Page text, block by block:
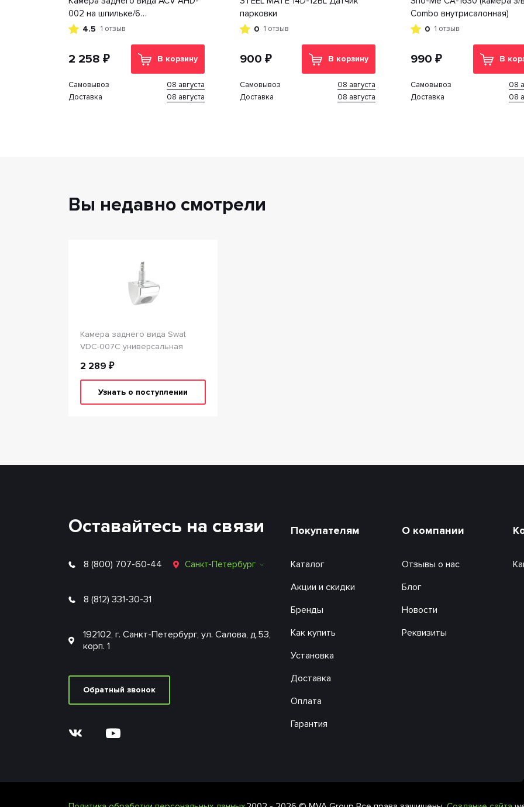
002 на шпильке/6
GLASS/AHD/720P/парковочные
4.5 1 отзыв
2 258 ₽ В корзину
Cамовывоз
08 августа
Доставка
08 августа
парковки
0 1 отзыв
900 ₽ В корзину
Cамовывоз
08 августа
Доставка
08 августа
Combo внутрисалонная)
0 1 отзыв
990 ₽ В
Cамовывоз
08
Доставка
08
Вы недавно смотрели
Камера заднего вида Swat
VDC-007C универсальная
2 289 ₽
Узнать о поступлении
Оставайтесь на связи
8 (800) 707-60-44 Санкт-Петербург
8 (812) 331-30-31
192102, г. Санкт-Петербург, ул. Салова, д.53,
корп. 1
Обратный звонок
Покупателям
Каталог
Акции и скидки
Бренды
Как купить
Установка
Доставка
Оплата
Гарантия
О компании
Отзывы о нас
Блог
Новости
Реквизиты